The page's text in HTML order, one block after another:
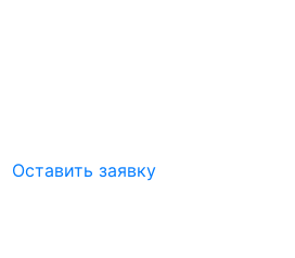
Оставить заявку